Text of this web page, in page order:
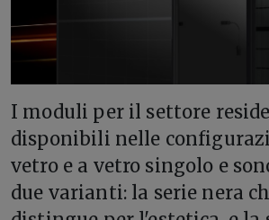
I moduli per il settore
disponibili nelle
vetro e a vetro singolo e
due varianti: la serie nera